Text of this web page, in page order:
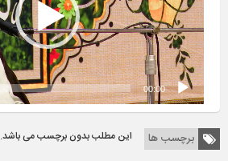
00:00
برچسب ها این مطلب بدون برچسب می باشد.